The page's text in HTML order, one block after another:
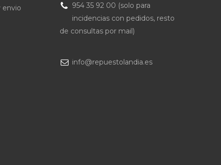
envio
954 35 92 00 (solo para
incidencias con pedidos, resto
de consultas por mail)
info@repuestolandia.es